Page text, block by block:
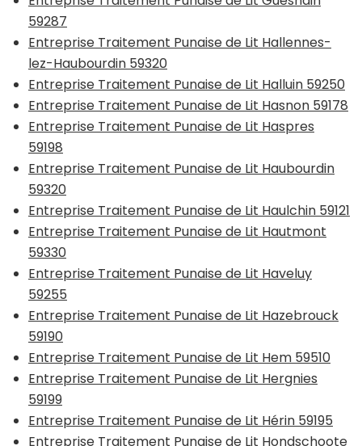
59287
Entreprise Traitement Punaise de Lit Hallennes-
lez-Haubourdin 59320
Entreprise Traitement Punaise de Lit Halluin 59250
Entreprise Traitement Punaise de Lit Hasnon 59178
Entreprise Traitement Punaise de Lit Haspres
59198
Entreprise Traitement Punaise de Lit Haubourdin
59320
Entreprise Traitement Punaise de Lit Haulchin 59121
Entreprise Traitement Punaise de Lit Hautmont
59330
Entreprise Traitement Punaise de Lit Haveluy
59255
Entreprise Traitement Punaise de Lit Hazebrouck
59190
Entreprise Traitement Punaise de Lit Hem 59510
Entreprise Traitement Punaise de Lit Hergnies
59199
Entreprise Traitement Punaise de Lit Hérin 59195
Entreprise Traitement Punaise de Lit Hondschoote